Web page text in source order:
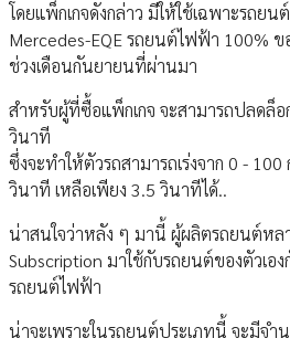
โดยแพ็กเกจดังกล่าว มีให้ใช้เฉพาะรถยน
Mercedes-EQE รถยนต์ไฟฟ้า 100% ข
ช่วงเดือนกันยายนที่ผ่านมา
สำหรับผู้ที่ซื้อแพ็กเกจ จะสามารถปลดล็อก
วินาที
ซึ่งจะทำให้ตัวรถสามารถเร่งจาก 0 -
วินาที เหลือเพียง 3.5 วินาทีได้..
น่าสนใจว่าหลัง ๆ มานี้ ผู้ผลิตรถยนต์หลา
Subscription มาใช้กับรถยนต์ของตัวเอ
รถยนต์ไฟฟ้า
น่าจะเพราะในรถยนต์ประเภทนี้ จะมีจ